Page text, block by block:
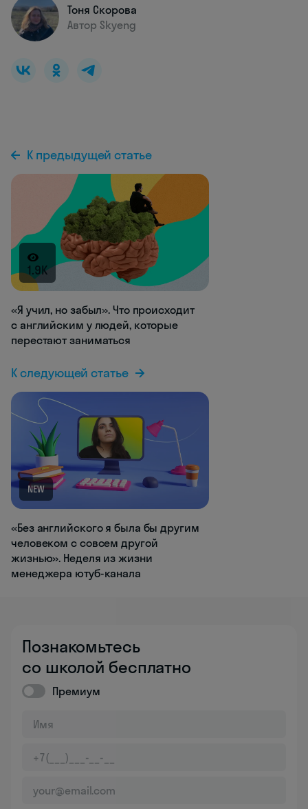
Тоня Скорова
Автор Skyeng
К предыдущей статье
1.9K
«Я учил, но забыл». Что происходит
с английским у людей, которые
перестают заниматься
К следующей статье
NEW
«Без английского я была бы другим
человеком с совсем другой
жизнью». Неделя из жизни
менеджера ютуб-канала
Познакомьтесь
со школой бесплатно
Премиум